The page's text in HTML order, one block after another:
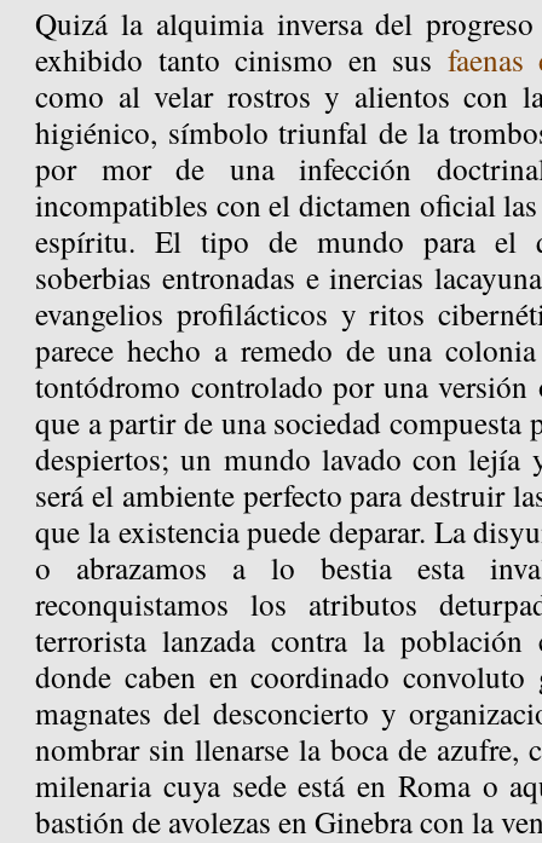
Quizá la alquimia inversa del
exhibido tanto cinismo en sus
como al velar rostros y alientos con
higiénico, símbolo triunfal de la
por mor de una infección
incompatibles con el dictamen oficial
espíritu. El tipo de mundo para el
soberbias entronadas e inercias
evangelios profilácticos y ritos
parece hecho a remedo de una
tontódromo controlado por una versión
que a partir de una sociedad compuesta
despiertos; un mundo lavado con lejía
será el ambiente perfecto para destruir
que la existencia puede deparar. La
o abrazamos a lo bestia esta
reconquistamos los atributos
terrorista lanzada contra la
donde caben en coordinado convoluto
magnates del desconcierto y
nombrar sin llenarse la boca de azufre,
milenaria cuya sede está en Roma o
bastión de avolezas en Ginebra con la